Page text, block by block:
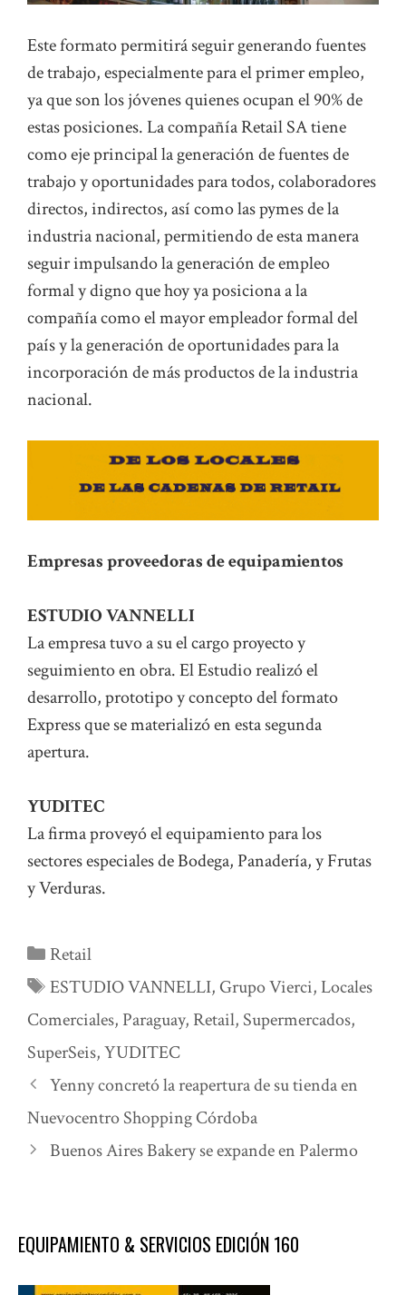
Este formato permitirá seguir generando fuentes
de trabajo, especialmente para el primer empleo,
ya que son los jóvenes quienes ocupan el 90% de
estas posiciones. La compañía Retail SA tiene
como eje principal la generación de fuentes de
trabajo y oportunidades para todos, colaboradores
directos, indirectos, así como las pymes de la
industria nacional, permitiendo de esta manera
seguir impulsando la generación de empleo
formal y digno que hoy ya posiciona a la
compañía como el mayor empleador formal del
país y la generación de oportunidades para la
incorporación de más productos de la industria
nacional.
Empresas proveedoras de equipamientos
ESTUDIO VANNELLI
La empresa tuvo a su el cargo proyecto y
seguimiento en obra. El Estudio realizó el
desarrollo, prototipo y concepto del formato
Express que se materializó en esta segunda
apertura.
YUDITEC
La firma proveyó el equipamiento para los
sectores especiales de Bodega, Panadería, y Frutas
y Verduras.
Categorías
Retail
Etiquetas
ESTUDIO VANNELLI, Grupo Vierci,Locales
Comerciales, Paraguay, Retail, Supermercados,
SuperSeis,YUDITEC
Yenny concretó la reapertura de su tienda en
Nuevocentro Shopping Córdoba
Buenos Aires Bakery se expande en Palermo
EQUIPAMIENTO & SERVICIOS EDICIÓN 160